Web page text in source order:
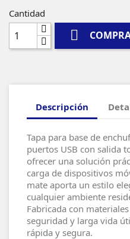
Cantidad

Descripción
Tapa para base de
puertos USB con salida
ofrecer una solución
carga de dispositivos
mate aporta un estilo
cualquier ambiente
Fabricada con
seguridad y larga vida
rápida y segura.